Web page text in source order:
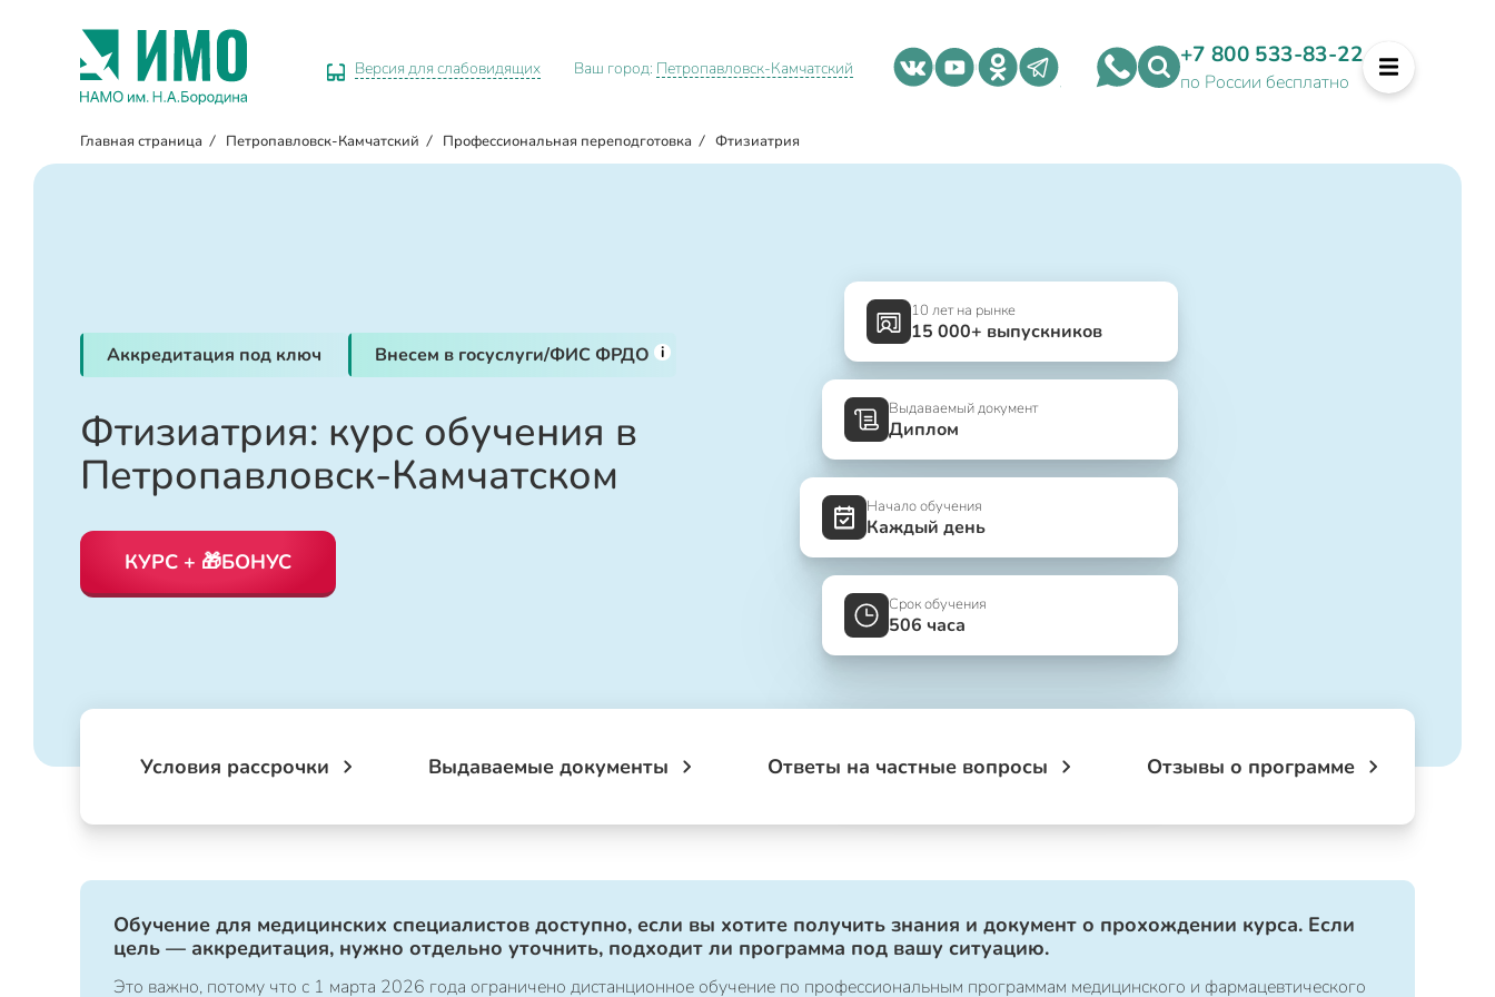
Версия для слабовидящих Ваш город: Петропавловск-Камчатский +7 800 533-83-22
по России бесплатно
Главная страница / Петропавловск-Камчатский / Профессиональная переподготовка / Фтизиатрия
Аккредитация под ключ Внесем в госуслуги/ФИС ФРДО i
Фтизиатрия: курс обучения в
Петропавловск-Камчатском
КУРС + 🎁БОНУС
10 лет на рынке
15 000+ выпускников
Выдаваемый документ
Диплом
Начало обучения
Каждый день
Срок обучения
506 часа
Условия рассрочки Выдаваемые документы Ответы на частные вопросы Отзывы о программе
Обучение для медицинских специалистов доступно, если вы хотите получить знания и документ о прохождении курса. Если
цель — аккредитация, нужно отдельно уточнить, подходит ли программа под вашу ситуацию.
Это важно, потому что с 1 марта 2026 года ограничено дистанционное обучение по профессиональным программам медицинского и фармацевтического